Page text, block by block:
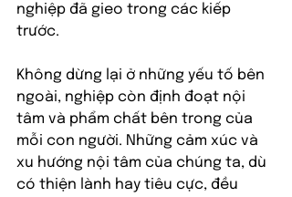
nghiệp đã gieo trong các kiếp
trước.
Không dừng lại ở những yếu tố bên
ngoài, nghiệp còn định đoạt nội
tâm và phẩm chất bên trong của
mỗi con người. Những cảm xúc và
xu hướng nội tâm của chúng ta, dù
có thiện lành hay tiêu cực, đều